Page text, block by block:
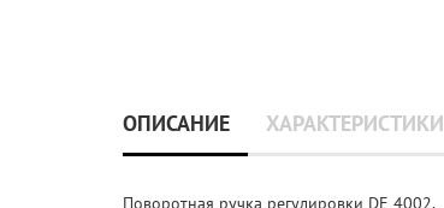
ОПИСАНИЕ ХАРАКТЕРИСТИКИ
Поворотная ручка регулировки DE 4002.